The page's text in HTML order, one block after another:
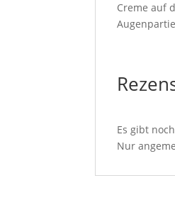
Creme auf
Es gibt
Nur